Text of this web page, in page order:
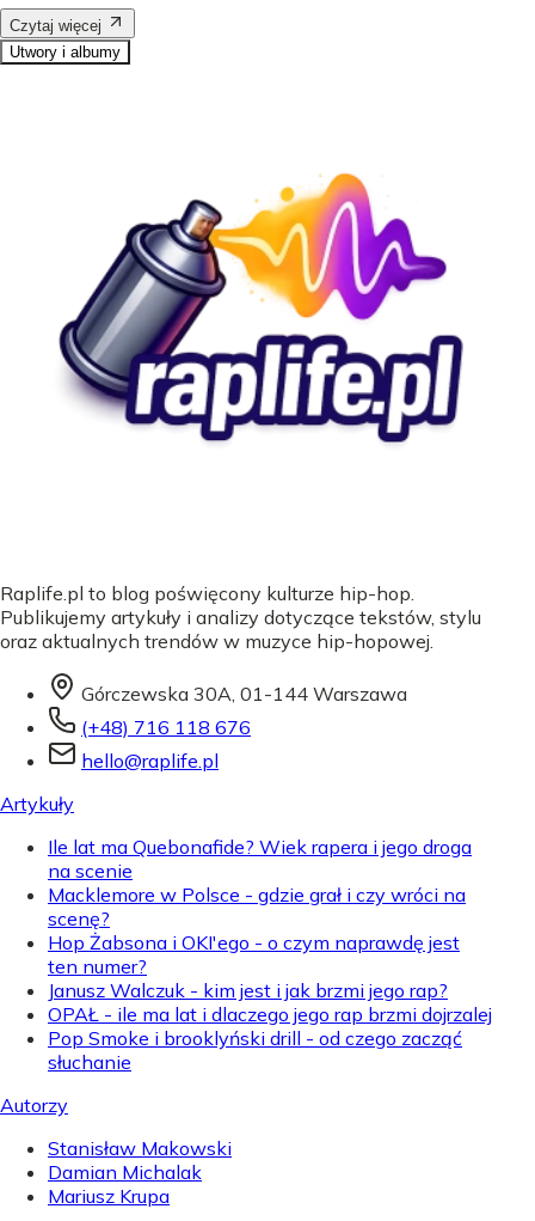
Czytaj więcej
Utwory i albumy
Raplife.pl to blog poświęcony kulturze hip-hop.
Publikujemy artykuły i analizy dotyczące tekstów, stylu
oraz aktualnych trendów w muzyce hip-hopowej.
Górczewska 30A, 01-144 Warszawa
(+48) 716 118 676
hello@raplife.pl
Artykuły
Ile lat ma Quebonafide? Wiek rapera i jego droga
na scenie
Macklemore w Polsce - gdzie grał i czy wróci na
scenę?
Hop Żabsona i OKI'ego - o czym naprawdę jest
ten numer?
Janusz Walczuk - kim jest i jak brzmi jego rap?
OPAŁ - ile ma lat i dlaczego jego rap brzmi dojrzalej
Pop Smoke i brooklyński drill - od czego zacząć
słuchanie
Autorzy
Stanisław Makowski
Damian Michalak
Mariusz Krupa